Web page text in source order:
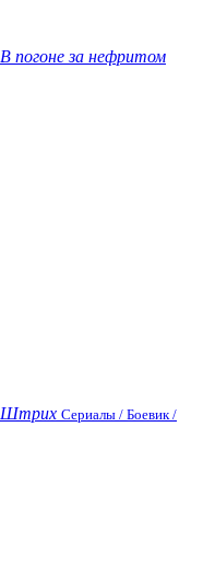
В погоне за нефритом
Штрих Сериалы / Боевик /